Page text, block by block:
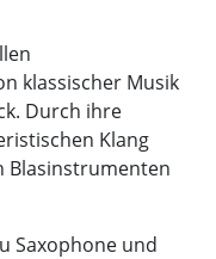
klassischer Musik
Durch ihre
Klang
Blasinstrumenten
Saxophone und